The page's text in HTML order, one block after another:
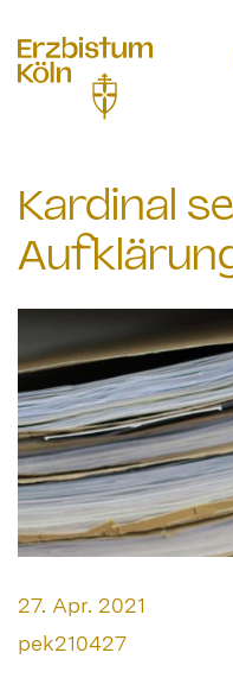
Kardinal
Datum:
27. Apr. 2021
Von:
pek210427